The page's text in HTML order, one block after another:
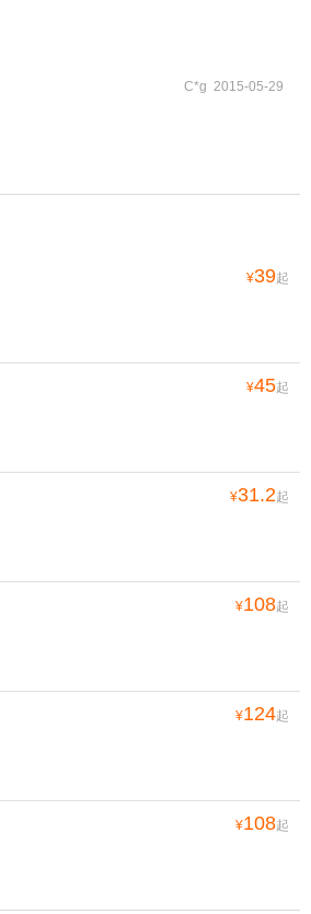
C*g 2015-05-29
¥39起
¥45起
¥31.2起
¥108起
¥124起
¥108起